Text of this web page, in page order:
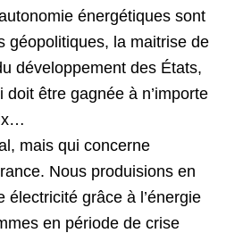
énergétiques sont
la maitrise de
développement des États,
doit être gagnée à n’importe
mais qui concerne
Nous produisions en
électricité grâce à l’énergie
en période de crise